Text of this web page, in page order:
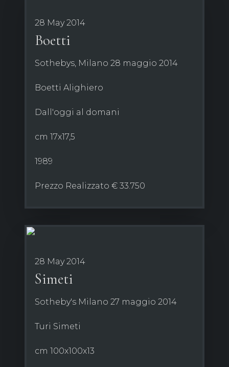
28 May 2014
Boetti
Sothebys, Milano 28 maggio 2014
Boetti Alighiero
Dall'oggi al domani
cm 17x17,5
1989
Prezzo Realizzato € 33.750
28 May 2014
Simeti
Sotheby's Milano 27 maggio 2014
Turi Simeti
cm 100x100x13